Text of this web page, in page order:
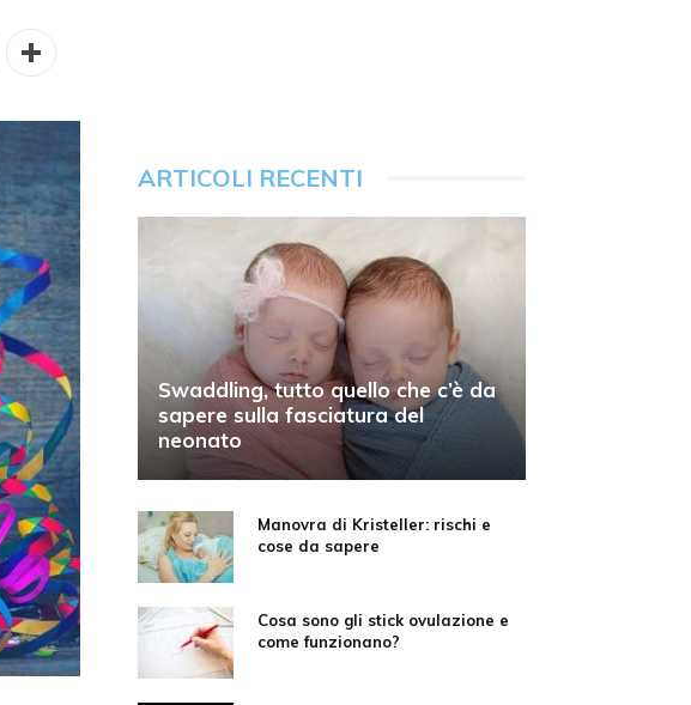
ARTICOLI RECENTI
Swaddling, tutto quello che c’è da
sapere sulla fasciatura del
neonato
Manovra di Kristeller: rischi e
cose da sapere
Cosa sono gli stick ovulazione e
come funzionano?